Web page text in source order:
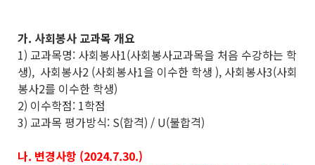
가. 사회봉사 교과목 개요
1) 교과목명: 사회봉사1(사회봉사교과목을 처음 수강하는 학
생), 사회봉사2 (사회봉사1을 이수한 학생 ), 사회봉사3(사회
봉사2를 이수한 학생)
2) 이수학점: 1학점
3) 교과목 평가방식: S(합격) / U(불합격)
나. 변경사항 (2024.7.30.)